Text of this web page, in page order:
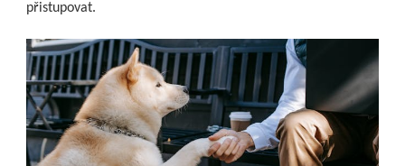
přistupovat.